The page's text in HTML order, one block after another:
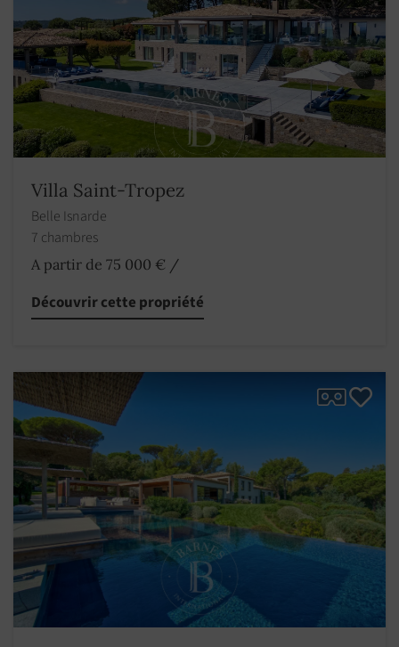
Villa Saint-Tropez
Belle Isnarde
7 chambres
A partir de 75 000 € /
Découvrir cette propriété